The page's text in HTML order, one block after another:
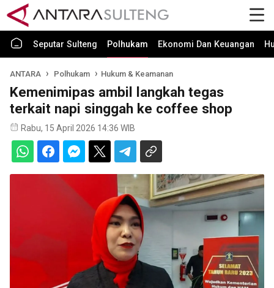
Seputar Sulteng Polhukam Ekonomi Dan Keuangan
ANTARA Polhukam Hukum & Keamanan
Kemenimipas ambil langkah tegas
terkait napi singgah ke coffee shop
Rabu, 15 April 2026 14:36 WIB